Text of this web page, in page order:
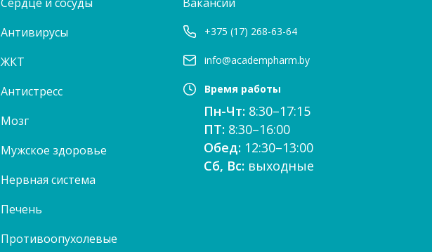
Антивирусы
ЖКТ
Антистресс
Мозг
Мужское здоровье
Нервная система
Печень
Противоопухолевые
+375 (17) 268-63-64
info@academpharm.by
Время работы
Пн-Чт: 8:30–17:15
ПТ: 8:30–16:00
Обед: 12:30–13:00
Сб, Вс: выходные